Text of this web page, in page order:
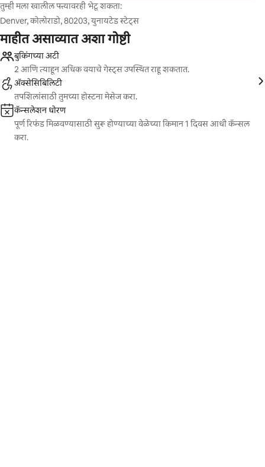
तुम्ही मला खालील पत्त्यावरही भेटू शकता:
Denver, कोलोराडो, 80203, युनायटेड स्टेट्स
माहीत असाव्यात अशा गोष्टी
बुकिंगच्या अटी
2 आणि त्याहून अधिक वयाचे गेस्ट्स उपस्थित राहू शकतात.
ॲक्सेसिबिलिटी
तपशिलांसाठी तुमच्या होस्टना मेसेज करा.
कॅन्सलेशन धोरण
पूर्ण रिफंड मिळवण्यासाठी सुरू होण्याच्या वेळेच्या किमान 1 दिवस आधी कॅन्सल
करा.